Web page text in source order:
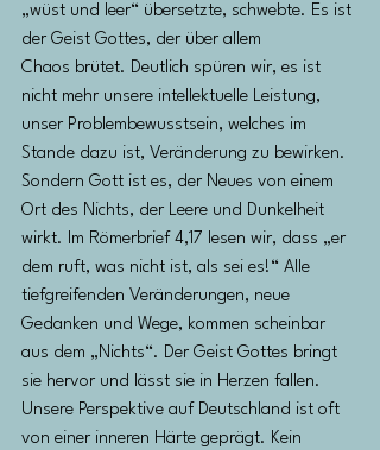
„wüst und leer“ übersetzte, schwebte. Es ist
der Geist Gottes, der über allem
Chaos brütet. Deutlich spüren wir, es ist
nicht mehr unsere intellektuelle Leistung,
unser Problembewusstsein, welches im
Stande dazu ist, Veränderung zu bewirken.
Sondern Gott ist es, der Neues von einem
Ort des Nichts, der Leere und Dunkelheit
wirkt. Im Römerbrief 4,17 lesen wir, dass „er
dem ruft, was nicht ist, als sei es!“ Alle
tiefgreifenden Veränderungen, neue
Gedanken und Wege, kommen scheinbar
aus dem „Nichts“. Der Geist Gottes bringt
sie hervor und lässt sie in Herzen fallen.
Unsere Perspektive auf Deutschland ist oft
von einer inneren Härte geprägt. Kein